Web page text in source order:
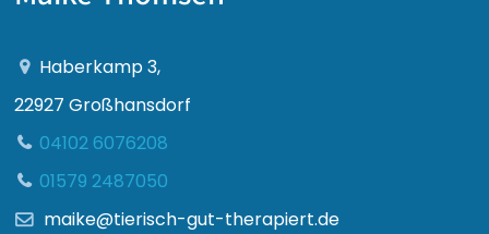
Haberkamp 3,
22927 Großhansdorf
04102 6076208
01579 2487050
maike@tierisch-gut-therapiert.de